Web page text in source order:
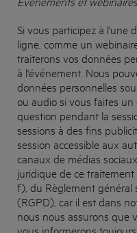
Si vous participez à l'une
ligne, comme un
traiterons vos données
à l'événement. Nous
données personnelles
ou audio si vous faites
question pendant la
sessions à des fins
session accessible aux
canaux de médias
juridique de ce
f), du Règlement général
(RGPD), car il est dans
nous nous assurons que
vous informerons